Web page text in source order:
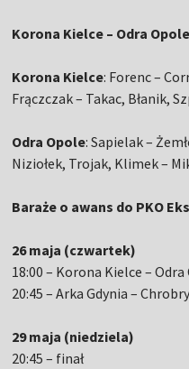
Korona Kielce – Odra
Korona Kielce: Forenc –
Frączczak – Takac, Błanik,
Odra Opole: Sapielak –
Niziołek, Trojak, Klimek –
Baraże o awans do PKO
26 maja (czwartek)
18:00 – Korona Kielce –
20:45 – Arka Gdynia –
29 maja (niedziela)
20:45 – finał